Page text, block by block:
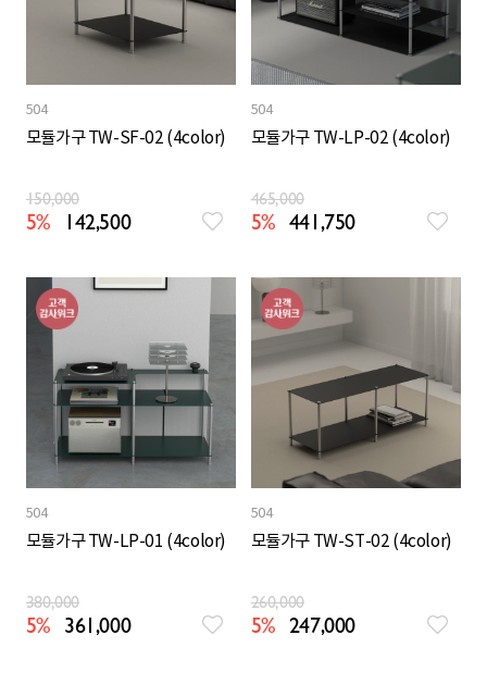
504
모듈가구 TW-SF-02 (4color)
150,000
5% 142,500
504
모듈가구 TW-LP-02 (4color)
465,000
5% 441,750
504
모듈가구 TW-LP-01 (4color)
380,000
5% 361,000
504
모듈가구 TW-ST-02 (4color)
260,000
5% 247,000